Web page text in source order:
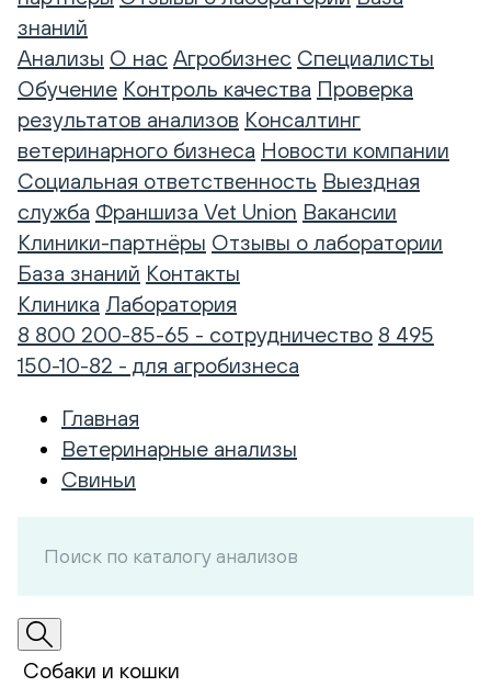
знаний
Анализы О нас Агробизнес Специалисты
Обучение Контроль качества Проверка
результатов анализов Консалтинг
ветеринарного бизнеса Новости компании
Социальная ответственность Выездная
служба Франшиза Vet Union Вакансии
Клиники-партнёры Отзывы о лаборатории
База знаний Контакты
Клиника Лаборатория
8 800 200-85-65 - сотрудничество 8 495
150-10-82 - для агробизнеса
Главная
Ветеринарные анализы
Свиньи
Собаки и кошки